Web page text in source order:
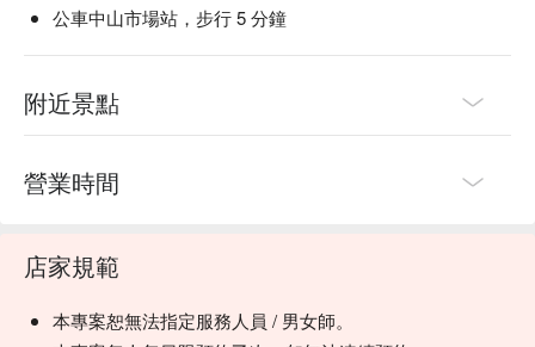
公車中山市場站，步行 5 分鐘
附近景點
營業時間
店家規範
本專案恕無法指定服務人員 / 男女師。